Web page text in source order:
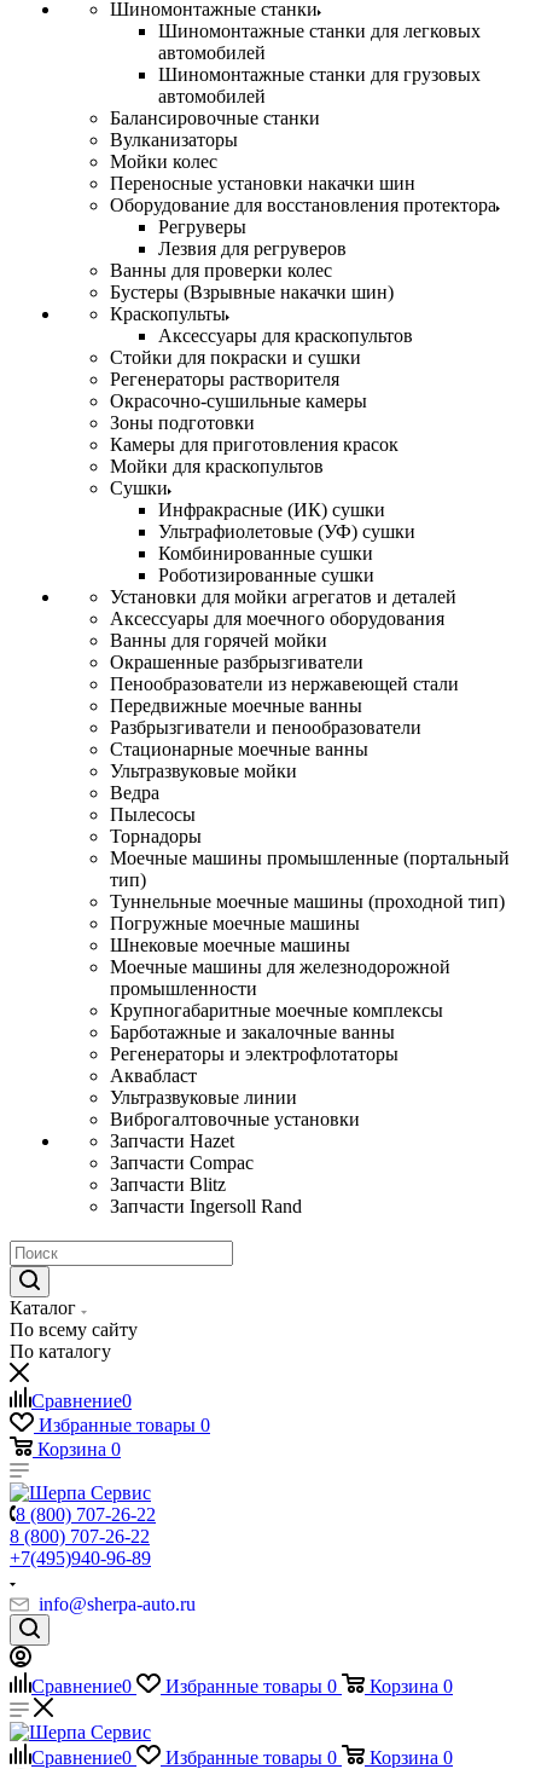
Шиномонтажные станки
Шиномонтажные станки для легковых
автомобилей
Шиномонтажные станки для грузовых
автомобилей
Балансировочные станки
Вулканизаторы
Мойки колес
Переносные установки накачки шин
Оборудование для восстановления протектора
Регруверы
Лезвия для регруверов
Ванны для проверки колес
Бустеры (Взрывные накачки шин)
Краскопульты
Аксессуары для краскопультов
Стойки для покраски и сушки
Регенераторы растворителя
Окрасочно-сушильные камеры
Зоны подготовки
Камеры для приготовления красок
Мойки для краскопультов
Сушки
Инфракрасные (ИК) сушки
Ультрафиолетовые (УФ) сушки
Комбинированные сушки
Роботизированные сушки
Установки для мойки агрегатов и деталей
Аксессуары для моечного оборудования
Ванны для горячей мойки
Окрашенные разбрызгиватели
Пенообразователи из нержавеющей стали
Передвижные моечные ванны
Разбрызгиватели и пенообразователи
Стационарные моечные ванны
Ультразвуковые мойки
Ведра
Пылесосы
Торнадоры
Моечные машины промышленные (портальный
тип)
Туннельные моечные машины (проходной тип)
Погружные моечные машины
Шнековые моечные машины
Моечные машины для железнодорожной
промышленности
Крупногабаритные моечные комплексы
Барботажные и закалочные ванны
Регенераторы и электрофлотаторы
Аквабласт
Ультразвуковые линии
Виброгалтовочные установки
Запчасти Hazet
Запчасти Compac
Запчасти Blitz
Запчасти Ingersoll Rand
Каталог
По всему сайту
По каталогу
Сравнение0
Избранные товары 0
Корзина 0
8 (800) 707-26-22
8 (800) 707-26-22
+7(495)940-96-89
info@sherpa-auto.ru
Сравнение0 Избранные товары 0 Корзина 0
Сравнение0 Избранные товары 0 Корзина 0